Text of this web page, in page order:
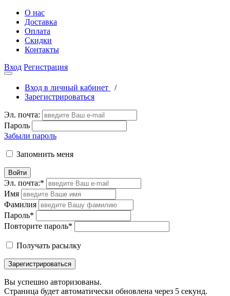
О нас
Доставка
Оплата
Скидки
Контакты
Вход Регистрация
Вход в личный кабинет
/
Зарегистрироваться
Эл. почта:
Пароль
Забыли пароль
Запомнить меня
Войти
Эл. почта:*
Имя
Фамилия
Пароль*
Повторите пароль*
Получать расылку
Зарегистрироваться
Вы успешно авторизованы.
Страница будет автоматически обновлена через 5 секунд.